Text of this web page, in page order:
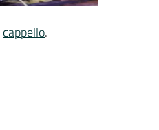
cappello.